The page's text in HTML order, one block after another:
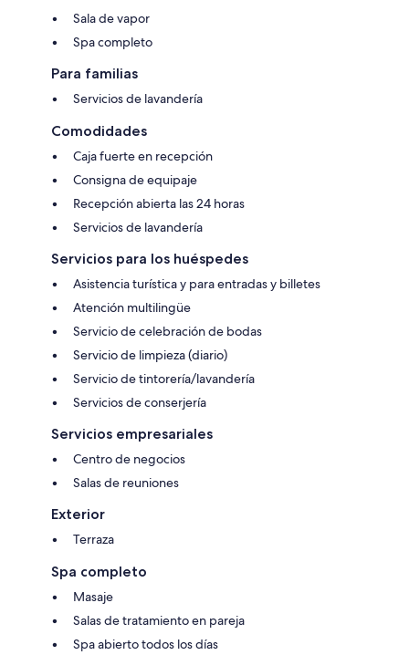
Sala de vapor
Spa completo
Para familias
Servicios de lavandería
Comodidades
Caja fuerte en recepción
Consigna de equipaje
Recepción abierta las 24 horas
Servicios de lavandería
Servicios para los huéspedes
Asistencia turística y para entradas y billetes
Atención multilingüe
Servicio de celebración de bodas
Servicio de limpieza (diario)
Servicio de tintorería/lavandería
Servicios de conserjería
Servicios empresariales
Centro de negocios
Salas de reuniones
Exterior
Terraza
Spa completo
Masaje
Salas de tratamiento en pareja
Spa abierto todos los días